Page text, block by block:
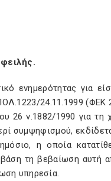
ενημερότητας για
24.11.1999 (ΦΕΚ
26 ν.1882/1990 για τη
συμψηφισμού,
η οποία
τη βεβαίωση αυτή
υπηρεσία.